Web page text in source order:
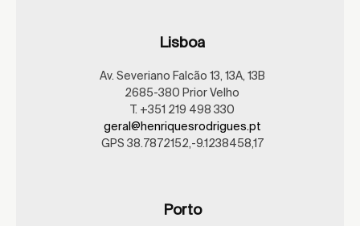
Lisboa
Av. Severiano Falcão 13, 13A, 13B
2685-380 Prior Velho
T. +351 219 498 330
geral@henriquesrodrigues.pt
GPS 38.7872152,-9.1238458,17
Porto